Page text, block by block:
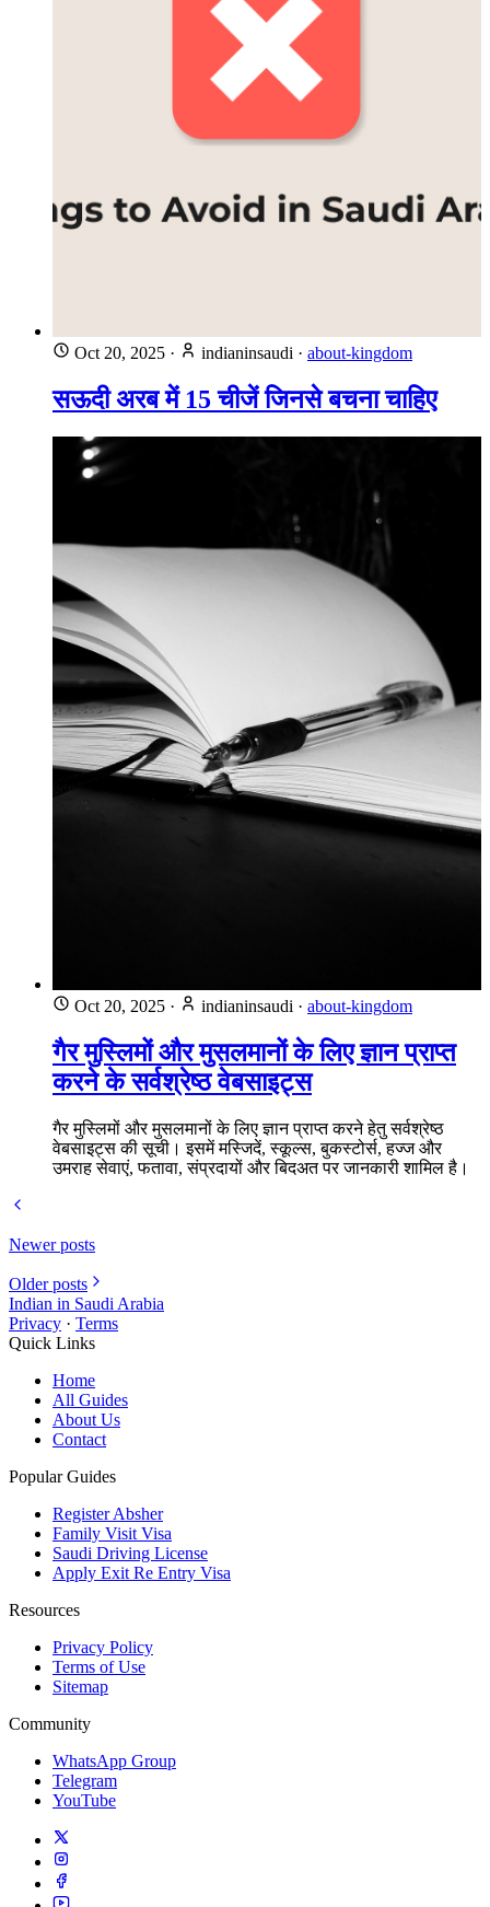
Oct 20, 2025 · indianinsaudi · about-kingdom
सऊदी अरब में 15 चीजें जिनसे बचना चाहिए
Oct 20, 2025 · indianinsaudi · about-kingdom
गैर मुस्लिमों और मुसलमानों के लिए ज्ञान प्राप्त
करने के सर्वश्रेष्ठ वेबसाइट्स
गैर मुस्लिमों और मुसलमानों के लिए ज्ञान प्राप्त करने हेतु सर्वश्रेष्ठ
वेबसाइट्स की सूची। इसमें मस्जिदें, स्कूल्स, बुकस्टोर्स, हज्ज और
उमराह सेवाएं, फतावा, संप्रदायों और बिदअत पर जानकारी शामिल है।
Newer posts
Older posts
Indian in Saudi Arabia
Privacy · Terms
Quick Links
Home
All Guides
About Us
Contact
Popular Guides
Register Absher
Family Visit Visa
Saudi Driving License
Apply Exit Re Entry Visa
Resources
Privacy Policy
Terms of Use
Sitemap
Community
WhatsApp Group
Telegram
YouTube